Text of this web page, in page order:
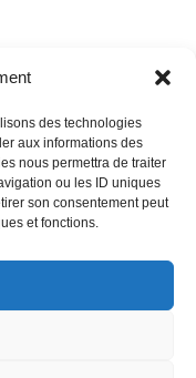
des technologies
aux informations des
nous permettra de traiter
ou les ID uniques
son consentement peut
et fonctions.